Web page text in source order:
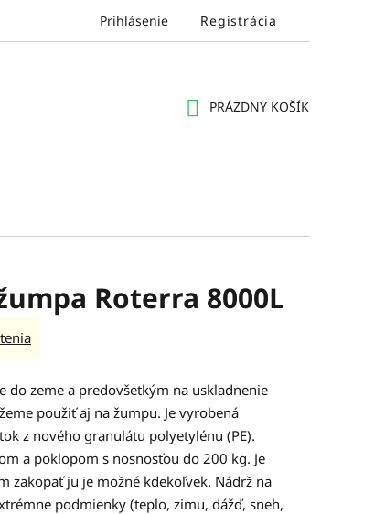
Prihlásenie Registrácia
PRÁZDNY KOŠÍK
Roterra 8000L
do zeme a predovšetkým na uskladnenie
použiť aj na žumpu. Je vyrobená
z nového granulátu polyetylénu (PE).
a poklopom s nosnosťou do 200 kg. Je
zakopať ju je možné kdekoľvek. Nádrž na
podmienky (teplo, zimu, dážď, sneh,